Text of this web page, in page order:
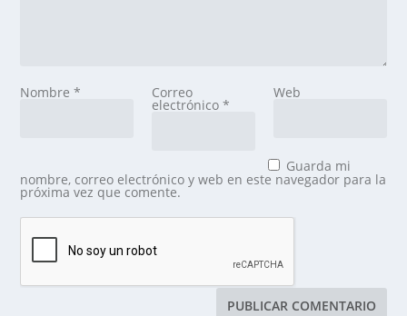
Nombre* Correo
electrónico *
Web
Guarda mi
nombre, correo electrónico y web en este navegador para la
próxima vez que comente.